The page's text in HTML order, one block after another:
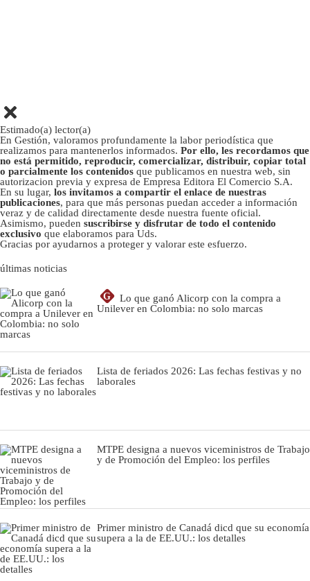
Estimado(a) lector(a)
En Gestión, valoramos profundamente la labor periodística que
realizamos para mantenerlos informados. Por ello, les recordamos que
no está permitido, reproducir, comercializar, distribuir, copiar total
o parcialmente los contenidos que publicamos en nuestra web, sin
autorizacion previa y expresa de Empresa Editora El Comercio S.A.
En su lugar, los invitamos a compartir el enlace de nuestras
publicaciones, para que más personas puedan acceder a información
veraz y de calidad directamente desde nuestra fuente oficial.
Asimismo, pueden suscribirse y disfrutar de todo el contenido
exclusivo que elaboramos para Uds.
Gracias por ayudarnos a proteger y valorar este esfuerzo.
últimas noticias
G
Lo que ganó Alicorp con la compra a
Unilever en Colombia: no solo marcas
Lista de feriados 2026: Las fechas festivas y no
laborales
MTPE designa a nuevos viceministros de Trabajo
y de Promoción del Empleo: los perfiles
Primer ministro de Canadá dicd que su economía
supera a la de EE.UU.: los detalles